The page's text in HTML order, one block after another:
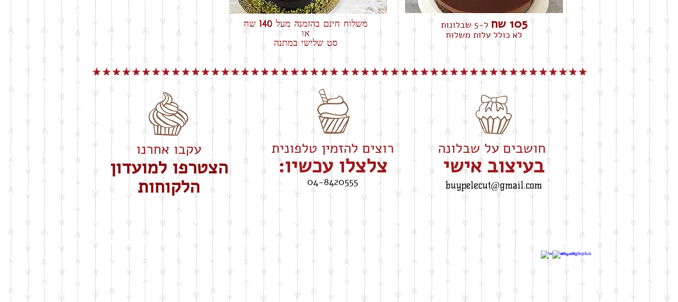
עקבו אחרנו
הצטרפו למועדון
הלקוחות
רוצים להזמין טלפונית
צלצלו עכשיו:
04-8420555
​בעיצוב אישי
buypelecut@gmail.com
105 שח
ל-5 שבלונות
לא כולל עלות משלוח
משלוח חינם בהזמנה מעל 140 שח
או
סט שלישי במתנה